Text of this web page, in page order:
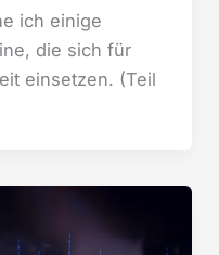
ich einige
die sich für
einsetzen. (Teil